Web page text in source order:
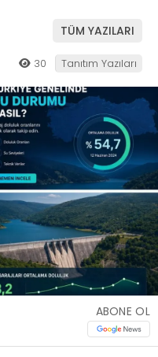
TÜM YAZILARI
30 Tanıtım Yazıları
ABONE OL